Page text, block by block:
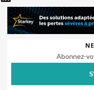
Abonnez-